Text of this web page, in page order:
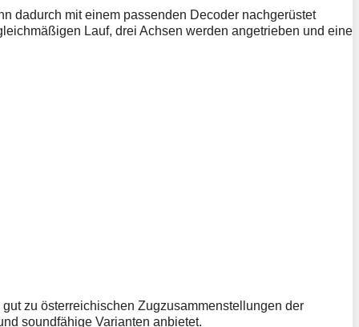
dadurch mit einem passenden Decoder nachgerüstet
Lauf, drei Achsen werden angetrieben und eine
zu österreichischen Zugzusammenstellungen der
soundfähige Varianten anbietet.